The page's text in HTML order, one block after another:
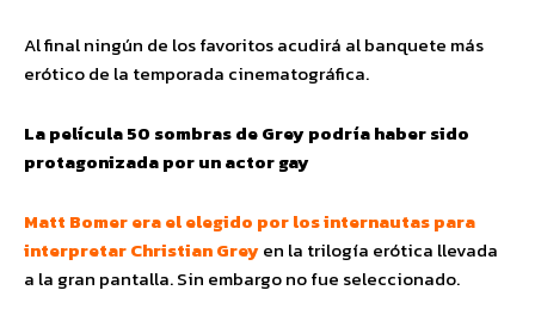
Al final ningún de los favoritos acudirá al banquete más
erótico de la temporada cinematográfica.
La película 50 sombras de Grey podría haber sido
protagonizada por un actor gay
Matt Bomer era el elegido por los internautas para
interpretarChristian Greyen la trilogía erótica llevada
a la gran pantalla. Sin embargo no fue seleccionado.